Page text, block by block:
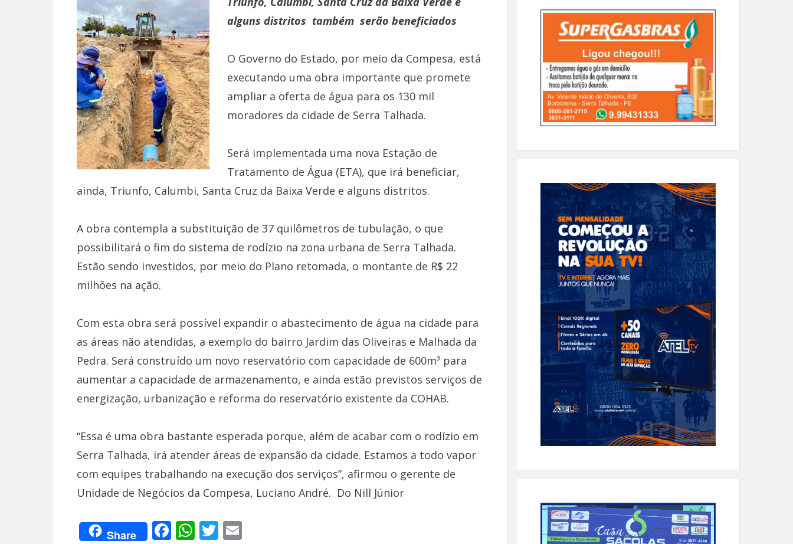
alguns distritos também serão beneficiados
O Governo do Estado, por meio da Compesa, está
executando uma obra importante que promete
ampliar a oferta de água para os 130 mil
moradores da cidade de Serra Talhada.
Será implementada uma nova Estação de
Tratamento de Água (ETA), que irá beneficiar,
ainda, Triunfo, Calumbi, Santa Cruz da Baixa Verde e alguns distritos.
A obra contempla a substituição de 37 quilômetros de tubulação, o que
possibilitará o fim do sistema de rodízio na zona urbana de Serra Talhada.
Estão sendo investidos, por meio do Plano retomada, o montante de R$ 22
milhões na ação.
Com esta obra será possível expandir o abastecimento de água na cidade para
as áreas não atendidas, a exemplo do bairro Jardim das Oliveiras e Malhada da
Pedra. Será construído um novo reservatório com capacidade de 600m³ para
aumentar a capacidade de armazenamento, e ainda estão previstos serviços de
energização, urbanização e reforma do reservatório existente da COHAB.
“Essa é uma obra bastante esperada porque, além de acabar com o rodízio em
Serra Talhada, irá atender áreas de expansão da cidade. Estamos a todo vapor
com equipes trabalhando na execução dos serviços”, afirmou o gerente de
Unidade de Negócios da Compesa, Luciano André. Do Nill Júnior
Share F W T E